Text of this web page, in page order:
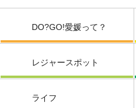
DO?GO!愛媛って？
レジャースポット
ライフ